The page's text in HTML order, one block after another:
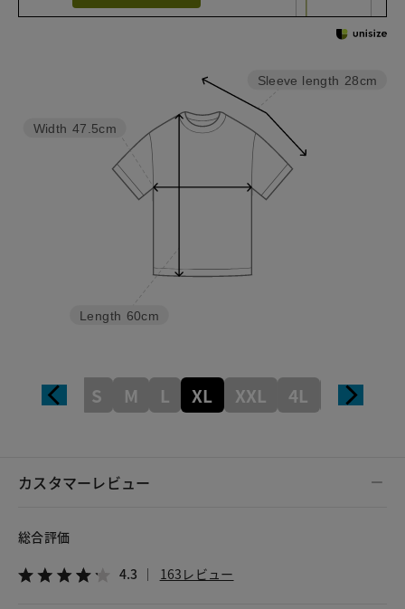
Sleeve length 28cm
Length 60cm
Width 47.5cm
S M L XL XXL 4L 5L
カスタマーレビュー
総合評価
4.3 163レビュー